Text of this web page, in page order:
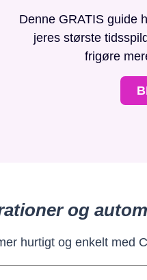
Denne GRATIS guide
jeres største
frigøre
og
hurtigt og enkelt med